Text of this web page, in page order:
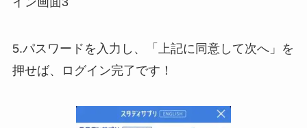
5.パスワードを入力し、「上記に同意して次へ」を
押せば、ログイン完了です！